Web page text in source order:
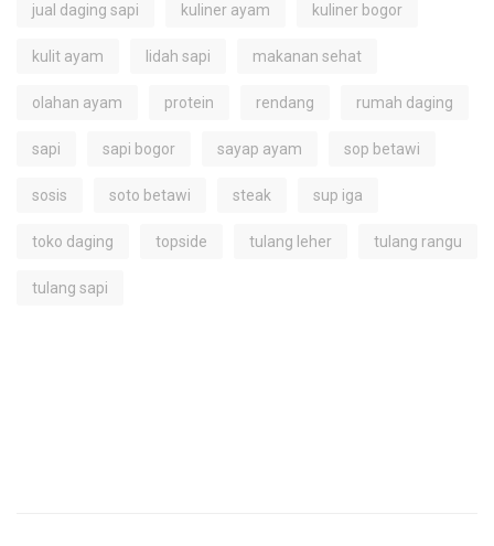
jual daging sapi kuliner ayam kuliner bogor
kulit ayam lidah sapi makanan sehat
olahan ayam protein rendang rumah daging
sapi sapi bogor sayap ayam sop betawi
sosis soto betawi steak sup iga
toko daging topside tulang leher tulang rangu
tulang sapi